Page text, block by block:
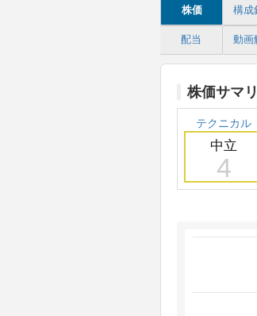
株価 構成
配当 動画
株価サマ
テクニカル
中立
4